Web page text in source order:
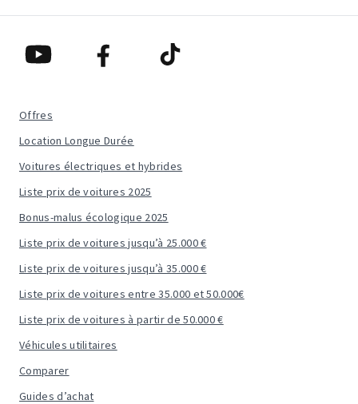
Offres
Location Longue Durée
Voitures électriques et hybrides
Liste prix de voitures 2025
Bonus-malus écologique 2025
Liste prix de voitures jusqu’à 25.000 €
Liste prix de voitures jusqu’à 35.000 €
Liste prix de voitures entre 35.000 et 50.000€
Liste prix de voitures à partir de 50.000 €
Véhicules utilitaires
Comparer
Guides d’achat